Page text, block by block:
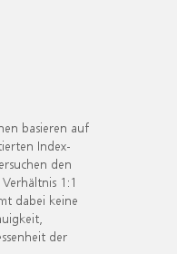
basieren auf
Index-
den
1:1
dabei keine
der